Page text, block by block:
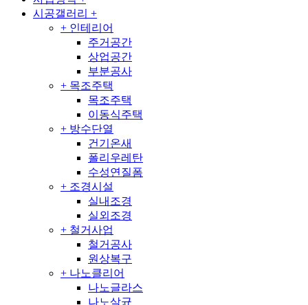
시공갤러리 +
+ 인테리어
주거공간
상업공간
부분공사
+ 목조주택
목조주택
이동식주택
+ 방수단열
건기온새
폴리우레탄
수성연질폼
+ 조경시설
실내조경
실외조경
+ 철거사업
철거공사
원상복구
+ 나노클리어
나노글라스
나노살균